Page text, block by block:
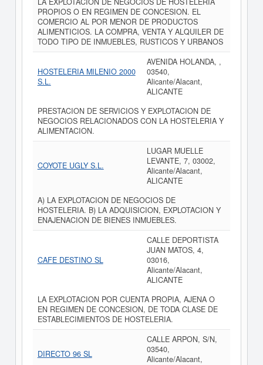
PROPIOS O EN REGIMEN DE CONCESION. EL
COMERCIO AL POR MENOR DE PRODUCTOS
ALIMENTICIOS. LA COMPRA, VENTA Y ALQUILER DE
TODO TIPO DE INMUEBLES, RUSTICOS Y URBANOS
HOSTELERIA MILENIO 2000
S.L.
AVENIDA HOLANDA, ,
03540,
Alicante/Alacant,
ALICANTE
PRESTACION DE SERVICIOS Y EXPLOTACION DE
NEGOCIOS RELACIONADOS CON LA HOSTELERIA Y
ALIMENTACION.
COYOTE UGLY S.L.
LUGAR MUELLE
LEVANTE, 7, 03002,
Alicante/Alacant,
ALICANTE
A) LA EXPLOTACION DE NEGOCIOS DE
HOSTELERIA. B) LA ADQUISICION, EXPLOTACION Y
ENAJENACION DE BIENES INMUEBLES.
CAFE DESTINO SL
CALLE DEPORTISTA
JUAN MATOS, 4,
03016,
Alicante/Alacant,
ALICANTE
LA EXPLOTACION POR CUENTA PROPIA, AJENA O
EN REGIMEN DE CONCESION, DE TODA CLASE DE
ESTABLECIMIENTOS DE HOSTELERIA.
DIRECTO 96 SL
CALLE ARPON, S/N,
03540,
Alicante/Alacant,